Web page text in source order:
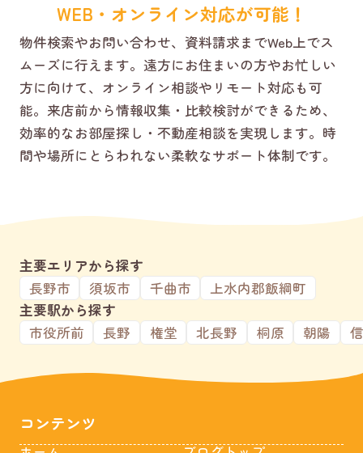
WEB・オンライン対応が可能！
物件検索やお問い合わせ、資料請求までWeb上でス
ムーズに行えます。遠方にお住まいの方やお忙しい
方に向けて、オンライン相談やリモート対応も可
能。来店前から情報収集・比較検討ができるため、
効率的なお部屋探し・不動産相談を実現します。時
間や場所にとらわれない柔軟なサポート体制です。
主要エリアから探す
長野市
須坂市 千曲市
上水内郡飯綱町
主要駅から探す
市役所前
長野 権堂 北長野 桐原 朝陽
コンテンツ